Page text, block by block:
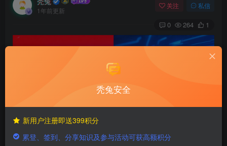
1年前更新
关注 私信
0 264 1
移动端如显示不完整请使用电脑查看
IP 类别
地理位置
秃兔安全
新用户注册即送399积分
累登、签到、分享知识及参与活动可获高额积分